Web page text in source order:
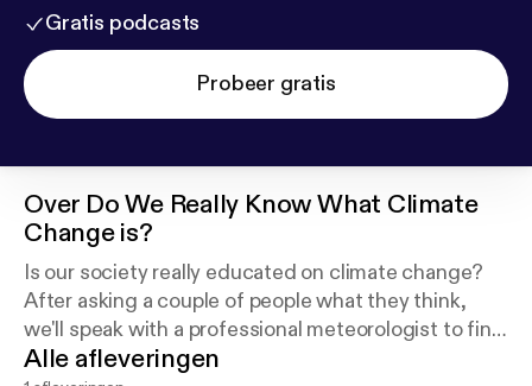
Gratis podcasts
Probeer gratis
Over Do We Really Know What Climate
Change is?
Is our society really educated on climate change?
After asking a couple of people what they think,
we'll speak with a professional meteorologist to find
out her perspective.
Alle afleveringen